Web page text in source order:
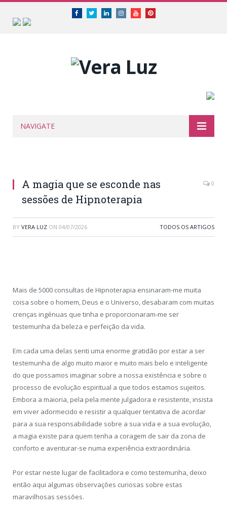
FacebookTwitterLinkedinInstagramYoutubePinterest
NAVIGATE
A magia que se esconde nas
sessões de Hipnoterapia
0
BY VERA LUZ ON 04/07/2026 TODOS OS ARTIGOS
Mais de 5000 consultas de Hipnoterapia ensinaram-me muita
coisa sobre o homem, Deus e o Universo, desabaram com muitas
crenças ingénuas que tinha e proporcionaram-me ser
testemunha da beleza e perfeição da vida.
Em cada uma delas senti uma enorme gratidão por estar a ser
testemunha de algo muito maior e muito mais belo e inteligente
do que possamos imaginar sobre a nossa existência e sobre o
processo de evolução espiritual a que todos estamos sujeitos.
Embora a maioria, pela pela mente julgadora e resistente, insista
em viver adormecido e resistir a qualquer tentativa de acordar
para a sua responsabilidade sobre a sua vida e a sua evolução,
a magia existe para quem tenha a coragem de sair da zona de
conforto e aventurar-se numa experiência extraordinária.
Por estar neste lugar de facilitadora e como testemunha, deixo
então aqui algumas observações curiosas sobre estas
maravilhosas sessões.